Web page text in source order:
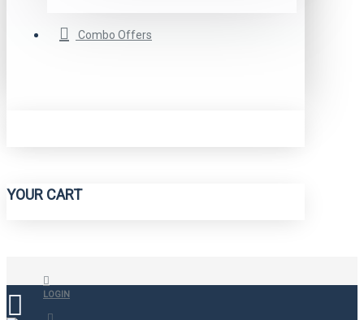
Combo Offers
YOUR CART
LOGIN